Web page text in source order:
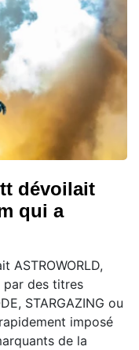
dévoilait
qui a
ASTROWORLD,
par des titres
STARGAZING ou
imposé
de la